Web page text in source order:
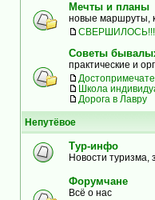
Мечты и планы
новые маршруты,
СВЕРШИЛОСЬ!!!
Советы
практические и
Школа
Дорога в Лавру
Непутёвое
Тур-инфо
Новости туризма,
Форумчане
Всё о нас